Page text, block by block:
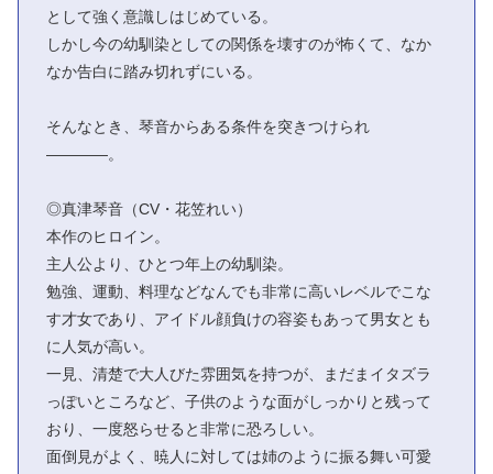
として強く意識しはじめている。
しかし今の幼馴染としての関係を壊すのが怖くて、なか
なか告白に踏み切れずにいる。
そんなとき、琴音からある条件を突きつけられ
――――。
◎真津琴音（CV・花笠れい）
本作のヒロイン。
主人公より、ひとつ年上の幼馴染。
勉強、運動、料理などなんでも非常に高いレベルでこな
す才女であり、アイドル顔負けの容姿もあって男女とも
に人気が高い。
一見、清楚で大人びた雰囲気を持つが、まだまイタズラ
っぽいところなど、子供のような面がしっかりと残って
おり、一度怒らせると非常に恐ろしい。
面倒見がよく、暁人に対しては姉のように振る舞い可愛